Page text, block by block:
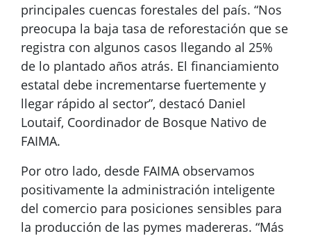
principales cuencas forestales del país. “Nos
preocupa la baja tasa de reforestación que se
registra con algunos casos llegando al 25%
de lo plantado años atrás. El financiamiento
estatal debe incrementarse fuertemente y
llegar rápido al sector”, destacó Daniel
Loutaif, Coordinador de Bosque Nativo de
FAIMA.
Por otro lado, desde FAIMA observamos
positivamente la administración inteligente
del comercio para posiciones sensibles para
la producción de las pymes madereras. “Más